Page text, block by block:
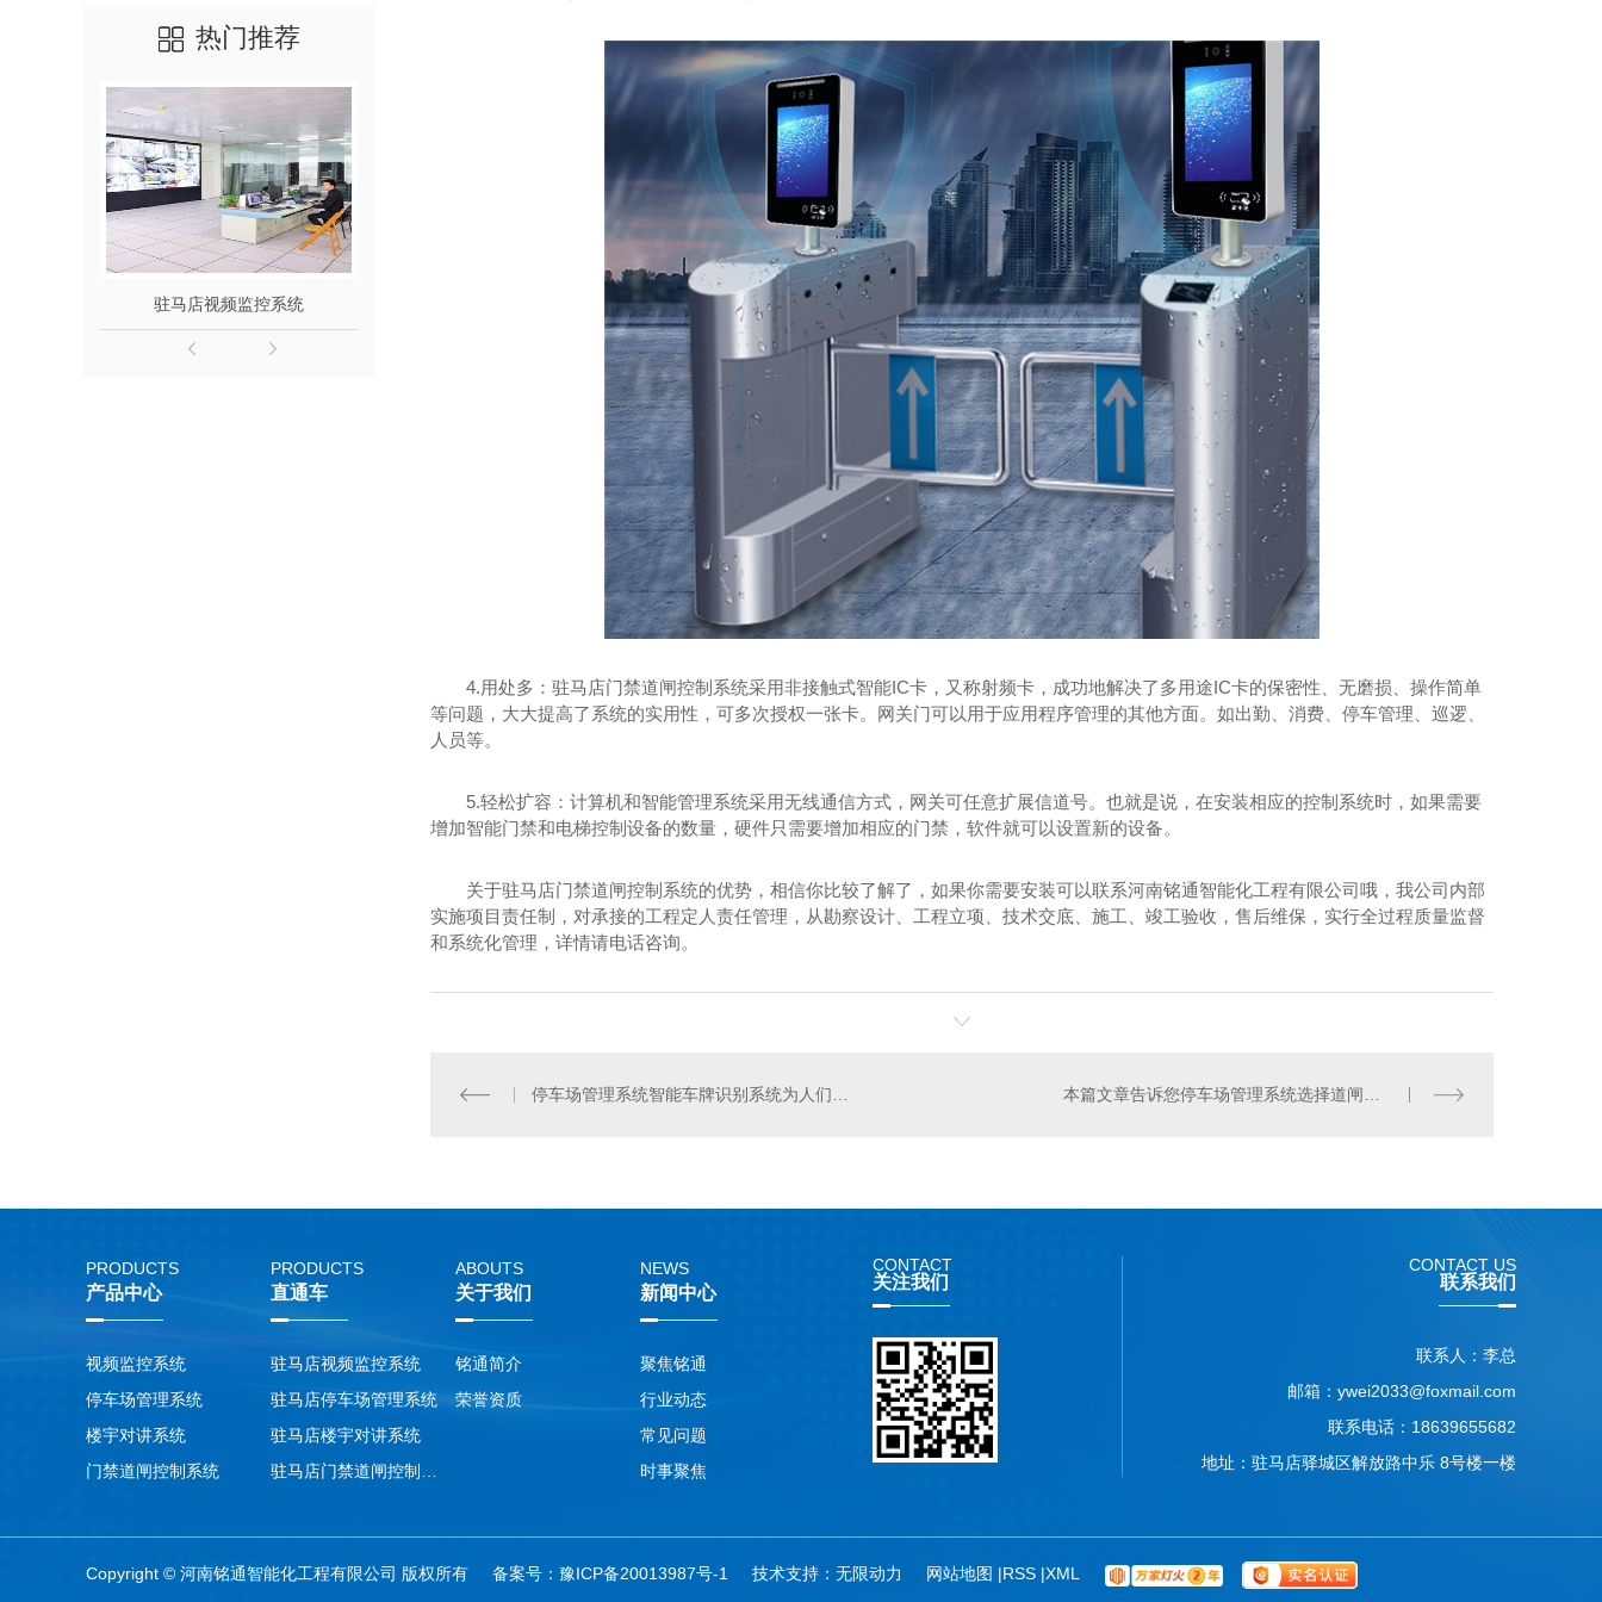
热门推荐
驻马店视频监控系统 驻马店停车场管理系统 驻马店楼宇对讲系统 驻马店门禁道闸控制系统
4.用处多：驻马店门禁道闸控制系统采用非接触式智能IC卡，又称射频卡，成功地解决了多用途IC卡的保密性、无磨损、操作简单
等问题，大大提高了系统的实用性，可多次授权一张卡。网关门可以用于应用程序管理的其他方面。如出勤、消费、停车管理、巡逻、
人员等。
5.轻松扩容：计算机和智能管理系统采用无线通信方式，网关可任意扩展信道号。也就是说，在安装相应的控制系统时，如果需要
增加智能门禁和电梯控制设备的数量，硬件只需要增加相应的门禁，软件就可以设置新的设备。
关于驻马店门禁道闸控制系统的优势，相信你比较了解了，如果你需要安装可以联系河南铭通智能化工程有限公司哦，我公司内部
实施项目责任制，对承接的工程定人责任管理，从勘察设计、工程立项、技术交底、施工、竣工验收，售后维保，实行全过程质量监督
和系统化管理，详情请电话咨询。
停车场管理系统智能车牌识别系统为人们创造良好的停车环境，助力智慧城市的发展 本篇文章告诉您停车场管理系统选择道闸需要遵循的原则
PRODUCTS
产品中心
视频监控系统
停车场管理系统
楼宇对讲系统
门禁道闸控制系统
PRODUCTS
直通车
驻马店视频监控系统
驻马店停车场管理系统
驻马店楼宇对讲系统
驻马店门禁道闸控制系统
ABOUTS
关于我们
铭通简介
荣誉资质
NEWS
新闻中心
聚焦铭通
行业动态
常见问题
时事聚焦
CONTACT
关注我们
CONTACT US
联系我们
联系人：李总
邮箱：ywei2033@foxmail.com
联系电话：18639655682
地址：驻马店驿城区解放路中乐 8号楼一楼
Copyright © 河南铭通智能化工程有限公司 版权所有 备案号： 豫ICP备20013987号-1 技术支持： 无限动力 网站地图 |RSS |XML